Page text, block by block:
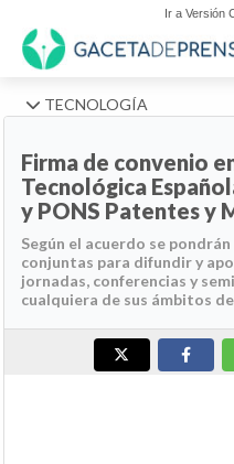
Ir a Versión
TECNOLOGÍA
Firma de convenio
Tecnológica
y PONS Patentes y
Según el acuerdo se
conjuntas para difundir y
jornadas, conferencias y
cualquiera de sus ámbitos